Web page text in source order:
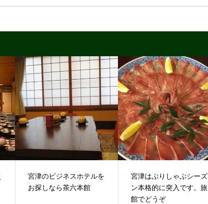
宮津のビジネスホテルを
お探しなら茶六本館
宮津はぶりしゃぶシーズ
ン本格的に突入です。旅
館でどうぞ